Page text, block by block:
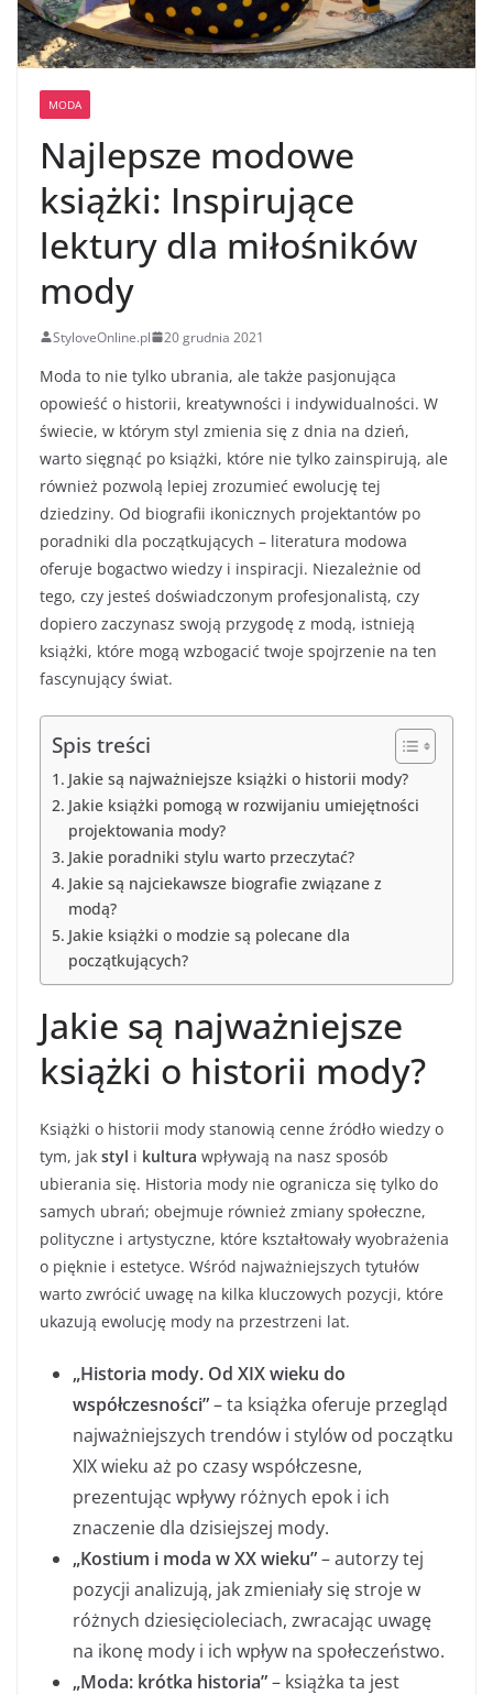
MODA
Najlepsze modowe
książki: Inspirujące
lektury dla miłośników
mody
StyloveOnline.pl 20 grudnia 2021
Moda to nie tylko ubrania, ale także pasjonująca
opowieść o historii, kreatywności i indywidualności. W
świecie, w którym styl zmienia się z dnia na dzień,
warto sięgnąć po książki, które nie tylko zainspirują, ale
również pozwolą lepiej zrozumieć ewolucję tej
dziedziny. Od biografii ikonicznych projektantów po
poradniki dla początkujących – literatura modowa
oferuje bogactwo wiedzy i inspiracji. Niezależnie od
tego, czy jesteś doświadczonym profesjonalistą, czy
dopiero zaczynasz swoją przygodę z modą, istnieją
książki, które mogą wzbogacić twoje spojrzenie na ten
fascynujący świat.
Spis treści
Jakie są najważniejsze książki o historii mody?
Jakie książki pomogą w rozwijaniu umiejętności
projektowania mody?
Jakie poradniki stylu warto przeczytać?
Jakie są najciekawsze biografie związane z
modą?
Jakie książki o modzie są polecane dla
początkujących?
Jakie są najważniejsze
książki o historii mody?
Książki o historii mody stanowią cenne źródło wiedzy o
tym, jak styl i kultura wpływają na nasz sposób
ubierania się. Historia mody nie ogranicza się tylko do
samych ubrań; obejmuje również zmiany społeczne,
polityczne i artystyczne, które kształtowały wyobrażenia
o pięknie i estetyce. Wśród najważniejszych tytułów
warto zwrócić uwagę na kilka kluczowych pozycji, które
ukazują ewolucję mody na przestrzeni lat.
„Historia mody. Od XIX wieku do
współczesności”– ta książka oferuje przegląd
najważniejszych trendów i stylów od początku
XIX wieku aż po czasy współczesne,
prezentując wpływy różnych epok i ich
znaczenie dla dzisiejszej mody.
„Kostium i moda w XX wieku”– autorzy tej
pozycji analizują, jak zmieniały się stroje w
różnych dziesięcioleciach, zwracając uwagę
na ikonę mody i ich wpływ na społeczeństwo.
„Moda: krótka historia”– książka ta jest